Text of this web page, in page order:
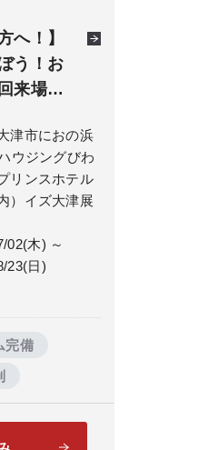
へ！】
う！お
来場…
津市におの浜
ウジングびわ
リンスホテル
）イズ大津展
02(木) ～
23(日)
完備